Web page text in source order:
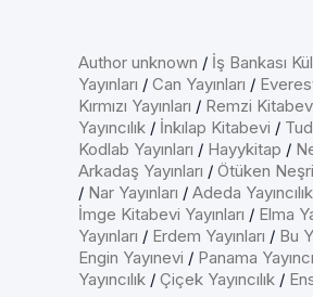
Author unknown / İş Bankası
Yayınları / Can Yayınları /
Kırmızı Yayınları / Remzi
Yayıncılık / İnkılap Kitabevi /
Kodlab Yayınları / Hayykitap /
Arkadaş Yayınları / Ötüken
/ Nar Yayınları / Adeda Yayıncılık
İmge Kitabevi Yayınları / Elma
Yayınları / Erdem Yayınları / Bu
Engin Yayınevi / Panama
Yayıncılık / Çiçek Yayıncılık /